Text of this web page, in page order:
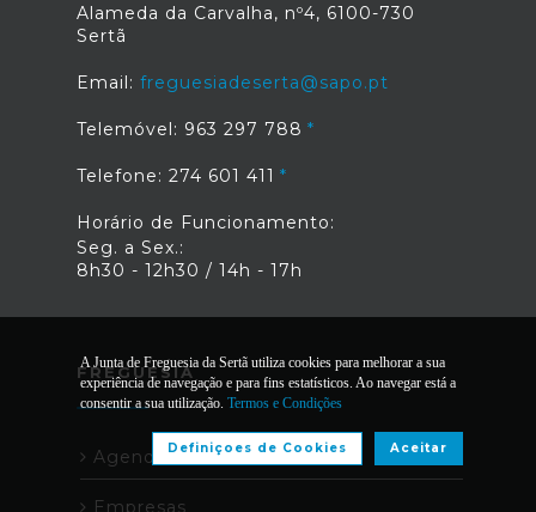
Alameda da Carvalha, nº4, 6100-730
Sertã
Email: freguesiadeserta@sapo.pt
Telemóvel: 963 297 788
Telefone: 274 601 411
Horário de Funcionamento:
Seg. a Sex.:
8h30 - 12h30 / 14h - 17h
FREGUESIA
Agenda de Eventos
Empresas
A Junta de Freguesia da Sertã utiliza cookies para melhorar a sua
experiência de navegação e para fins estatísticos. Ao navegar está a
consentir a sua utilização. Termos e Condições
Aceitar
Definiçoes de Cookies